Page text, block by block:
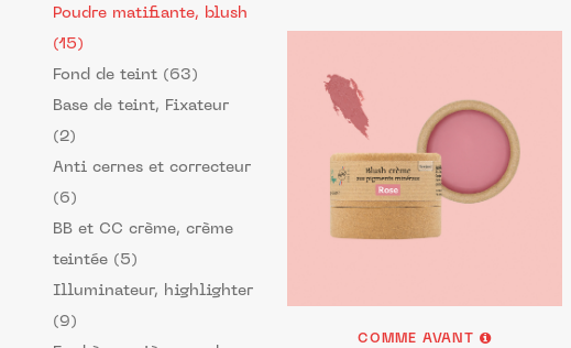
Fond de teint (63)
Base de teint, Fixateur
(2)
Anti cernes et correcteur
(6)
BB et CC crème, crème
teintée (5)
Illuminateur, highlighter
(9)
Poudre matifiante, blush
(15)
COMME AVANT